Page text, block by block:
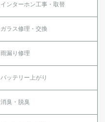
インターホン工事・取替
ガラス修理・交換
雨漏り修理
バッテリー上がり
消臭・脱臭